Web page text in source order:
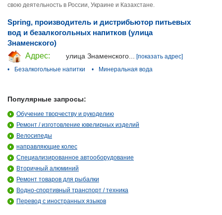
свою деятельность в России, Украине и Казахстане.
Spring, производитель и дистрибьютор питьевых
вод и безалкогольных напитков (улица
Знаменского)
Адрес:
улица Знаменского...
[показать адрес]
•
Безалкогольные напитки • Минеральная вода
Популярные запросы:
Обучение творчеству и рукоделию
Ремонт / изготовление ювелирных изделий
Велосипеды
направляющие колес
Специализированное автооборудование
Вторичный алюминий
Ремонт товаров для рыбалки
Водно-спортивный транспорт / техника
Перевод с иностранных языков